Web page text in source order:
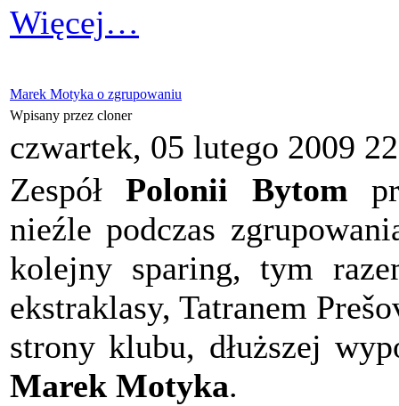
Więcej…
Marek Motyka o zgrupowaniu
Wpisany przez cloner
czwartek, 05 lutego 2009
ZespółPolonii Bytom
nieźle podczas
kolejny sparing, tym
ekstraklasy, Tatranem
strony klubu, dłuższej
Marek Motyka.